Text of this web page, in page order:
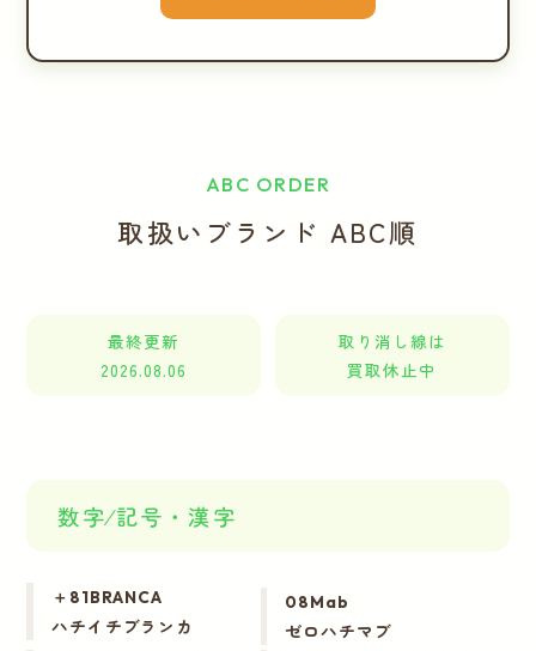
ABC ORDER
取扱いブランド ABC順
最終更新
2026.08.06
取り消し線は
買取休止中
数字⁄記号・漢字
＋81BRANCA
ハチイチブランカ
08Mab
ゼロハチマブ